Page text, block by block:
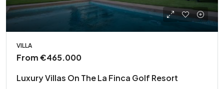
VILLA
From€465.000
Luxury Villas On The La Finca Golf Resort